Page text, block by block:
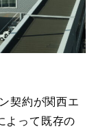
契約が関西エ
よって既存の